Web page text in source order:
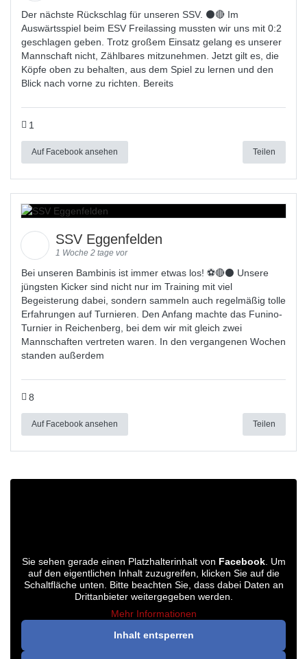
Der nächste Rückschlag für unseren SSV. ⚫🔴 Im
Auswärtsspiel beim ESV Freilassing mussten wir uns mit 0:2
geschlagen geben. Trotz großem Einsatz gelang es unserer
Mannschaft nicht, Zählbares mitzunehmen. Jetzt gilt es, die
Köpfe oben zu behalten, aus dem Spiel zu lernen und den
Blick nach vorne zu richten. Bereits
1
Auf Facebook ansehen Teilen
SSV Eggenfelden
1 Woche 2 tage vor
Bei unseren Bambinis ist immer etwas los! ⚽️🔴⚫ Unsere
jüngsten Kicker sind nicht nur im Training mit viel
Begeisterung dabei, sondern sammeln auch regelmäßig tolle
Erfahrungen auf Turnieren. Den Anfang machte das Funino-
Turnier in Reichenberg, bei dem wir mit gleich zwei
Mannschaften vertreten waren. In den vergangenen Wochen
standen außerdem
8
Auf Facebook ansehen Teilen
Sie sehen gerade einen Platzhalterinhalt von Facebook. Um
auf den eigentlichen Inhalt zuzugreifen, klicken Sie auf die
Schaltfläche unten. Bitte beachten Sie, dass dabei Daten an
Drittanbieter weitergegeben werden.
Mehr Informationen
Inhalt entsperren